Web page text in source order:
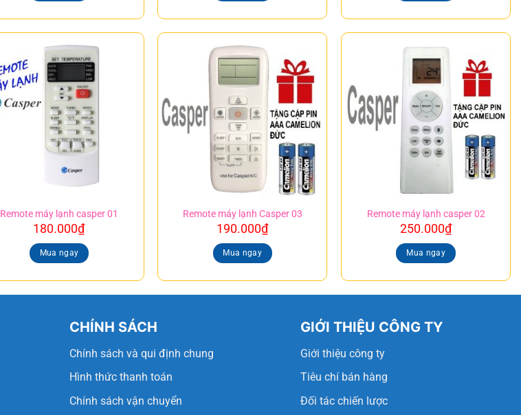
Remote máy lạnh casper 01
180.000₫
Mua ngay
Remote máy lạnh Casper 03
190.000₫
Mua ngay
Remote máy lạnh casper 02
250.000₫
Mua ngay
CHÍNH SÁCH
Chính sách và qui định chung
Hình thức thanh toán
Chính sách vận chuyển
GIỚI THIỆU CÔNG TY
Giới thiệu công ty
Tiêu chí bán hàng
Đối tác chiến lược